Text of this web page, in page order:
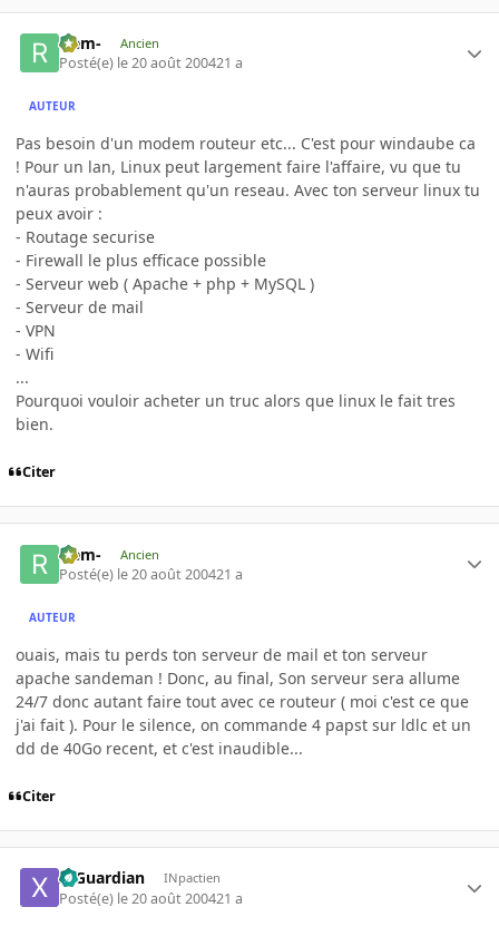
-rem- Ancien
Posté(e) le 20 août 200421 a
AUTEUR
Pas besoin d'un modem routeur etc... C'est pour windaube ca
! Pour un lan, Linux peut largement faire l'affaire, vu que tu
n'auras probablement qu'un reseau. Avec ton serveur linux tu
peux avoir :
- Routage securise
- Firewall le plus efficace possible
- Serveur web ( Apache + php + MySQL )
- Serveur de mail
- VPN
- Wifi
...
Pourquoi vouloir acheter un truc alors que linux le fait tres
bien.
Citer
-rem- Ancien
Posté(e) le 20 août 200421 a
AUTEUR
ouais, mais tu perds ton serveur de mail et ton serveur
apache sandeman ! Donc, au final, Son serveur sera allume
24/7 donc autant faire tout avec ce routeur ( moi c'est ce que
j'ai fait ). Pour le silence, on commande 4 papst sur ldlc et un
dd de 40Go recent, et c'est inaudible...
Citer
X-Guardian INpactien
Posté(e) le 20 août 200421 a